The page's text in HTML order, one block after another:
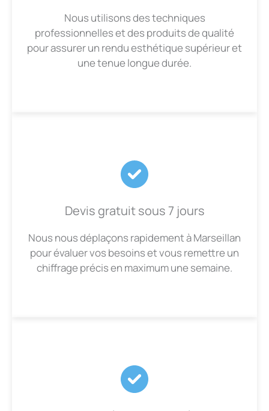
Nous utilisons des techniques
professionnelles et des produits de qualité
pour assurer un rendu esthétique supérieur et
une tenue longue durée.
Devis gratuit sous 7 jours
Nous nous déplaçons rapidement à Marseillan
pour évaluer vos besoins et vous remettre un
chiffrage précis en maximum une semaine.